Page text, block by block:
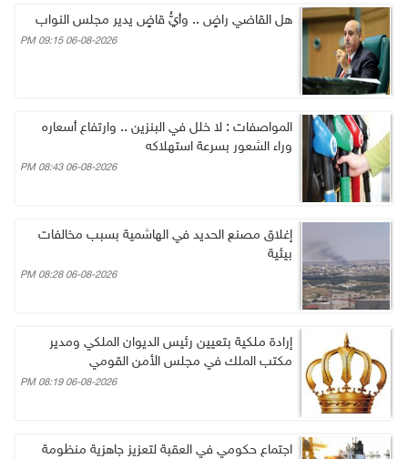
هل القاضي راضٍ .. وأيُّ قاضٍ يدير مجلس النواب
06-08-2026 09:15 PM
المواصفات : لا خلل في البنزين .. وارتفاع أسعاره
وراء الشعور بسرعة استهلاكه
06-08-2026 08:43 PM
إغلاق مصنع الحديد في الهاشمية بسبب مخالفات
بيئية
06-08-2026 08:28 PM
إرادة ملكية بتعيين رئيس الديوان الملكي ومدير
مكتب الملك في مجلس الأمن القومي
06-08-2026 08:19 PM
اجتماع حكومي في العقبة لتعزيز جاهزية منظومة